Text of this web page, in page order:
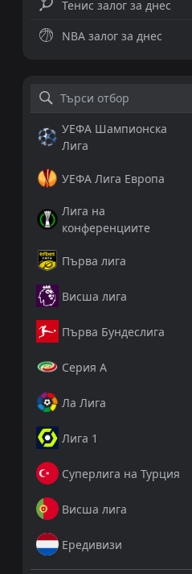
Тенис залог за днес
NBA залог за днес
УЕФА Шампионска
Лига
УЕФА Лига Европа
Лига на
конференциите
Първа лига
Висша лига
Първа Бундеслига
Серия А
Ла Лига
Лига 1
Суперлига на Турция
Висша лига
Ередивизи